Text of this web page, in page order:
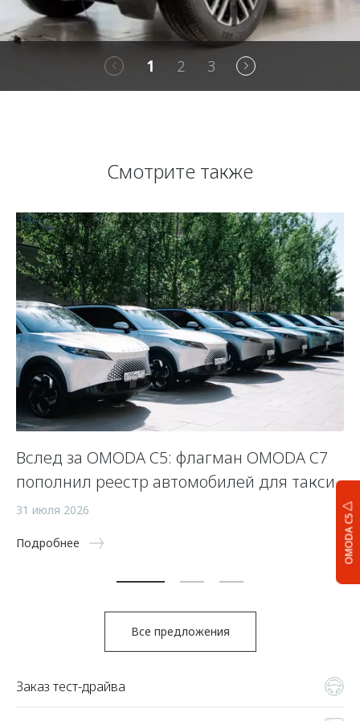
OMODA C5
1 2 3
Смотрите также
Вслед за OMODA C5: флагман OMODA C7
пополнил реестр автомобилей для такси
31 июля 2026
Подробнее
5
Все предложения
Заказ тест-драйва